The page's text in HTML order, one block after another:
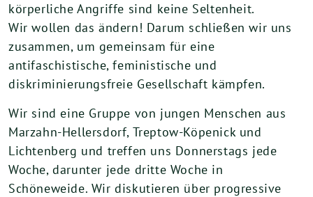
körperliche Angriffe sind keine Seltenheit.
Wir wollen das ändern! Darum schließen wir uns
zusammen, um gemeinsam für eine
antifaschistische, feministische und
diskriminierungsfreie Gesellschaft kämpfen.
Wir sind eine Gruppe von jungen Menschen aus
Marzahn-Hellersdorf, Treptow-Köpenick und
Lichtenberg und treffen uns Donnerstags jede
Woche, darunter jede dritte Woche in
Schöneweide. Wir diskutieren über progressive